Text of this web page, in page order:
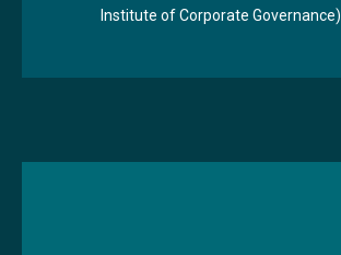
Institute of Corporate Governance).